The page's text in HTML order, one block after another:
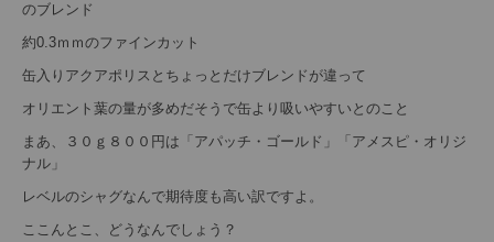
のブレンド
約0.3ｍｍのファインカット
缶入りアクアポリスとちょっとだけブレンドが違って
オリエント葉の量が多めだそうで缶より吸いやすいとのこと
まあ、３０ｇ８００円は「アパッチ・ゴールド」「アメスピ・オリジ
ナル」
レベルのシャグなんで期待度も高い訳ですよ。
ここんとこ、どうなんでしょう？